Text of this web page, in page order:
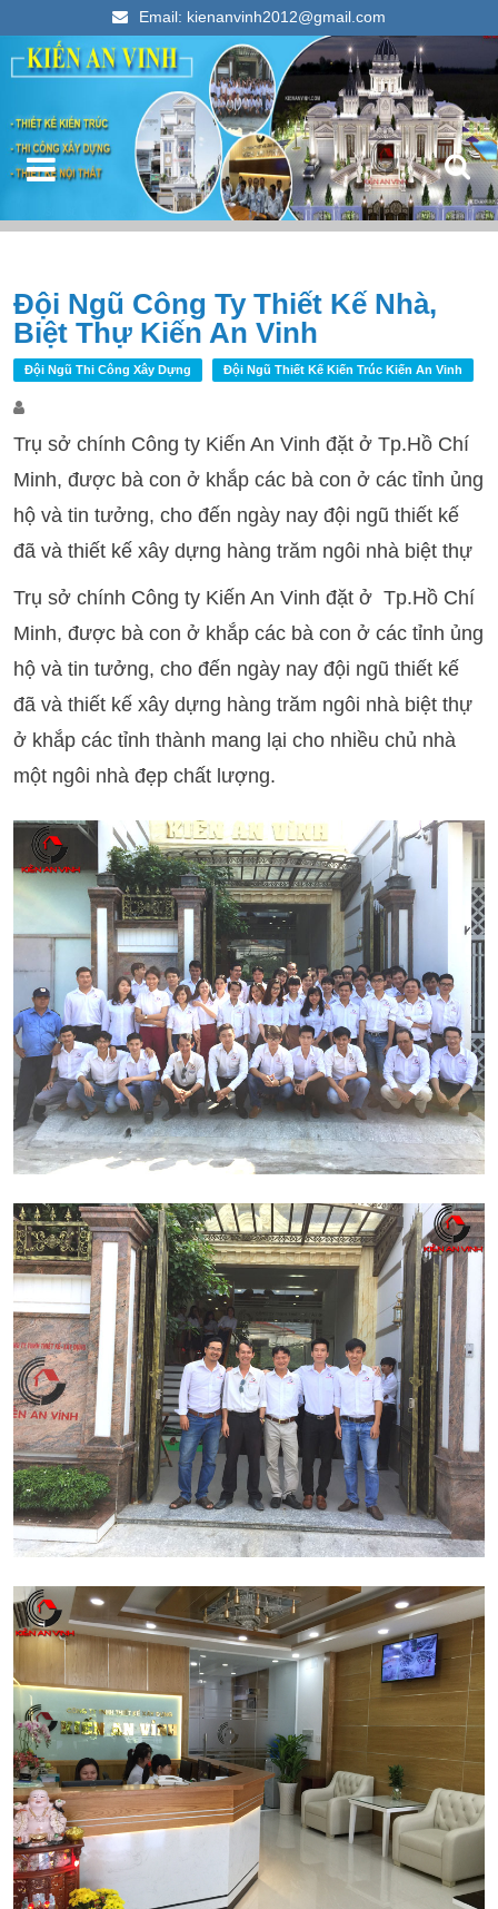
Email: kienanvinh2012@gmail.com
Kiến An Vinh
Thiết kế xây dựng nhà ống đẹp 2023
Đội Ngũ Công Ty Thiết Kế Nhà,
Biệt Thự Kiến An Vinh
Đội Ngũ Thi Công Xây Dựng Đội Ngũ Thiết Kế Kiến Trúc Kiến An Vinh
Trụ sở chính Công ty Kiến An Vinh đặt ở Tp.Hồ Chí
Minh, được bà con ở khắp các bà con ở các tỉnh ủng
hộ và tin tưởng, cho đến ngày nay đội ngũ thiết kế
đã và thiết kế xây dựng hàng trăm ngôi nhà biệt thự
Trụ sở chính Công ty Kiến An Vinh đặt ở Tp.Hồ Chí
Minh, được bà con ở khắp các bà con ở các tỉnh ủng
hộ và tin tưởng, cho đến ngày nay đội ngũ thiết kế
đã và thiết kế xây dựng hàng trăm ngôi nhà biệt thự
ở khắp các tỉnh thành mang lại cho nhiều chủ nhà
một ngôi nhà đẹp chất lượng.
Điều hướng bài viết